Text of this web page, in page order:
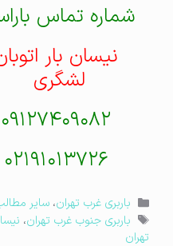
شماره تماس باراست
نیسان بار اتوبان
لشگری
۰۹۱۲۷۴۰۹۰۸۲
۰۲۱۹۱۰۱۳۷۲۶
دسته‌ها
باربری غرب تهران ،سایر مطالب
برچسب‌ها
باربری جنوب غرب تهران ،نیسان بار